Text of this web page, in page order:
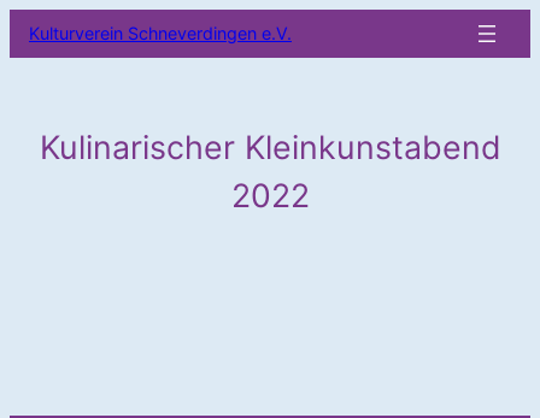
Inhalt
Kulturverein Schneverdingen e.V.
Kulinarischer Kleinkunstabend
2022